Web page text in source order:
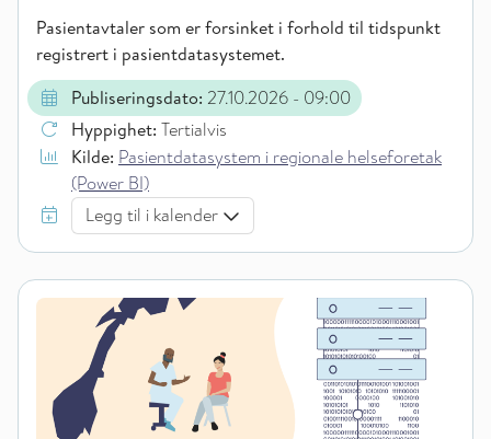
Pasientavtaler som er forsinket i forhold til tidspunkt
registrert i pasientdatasystemet.
Publiseringsdato: 27.10.2026 - 09:00
Hyppighet: Tertialvis
Kilde: Pasientdatasystem i regionale helseforetak
(Power BI)
Legg til i kalender